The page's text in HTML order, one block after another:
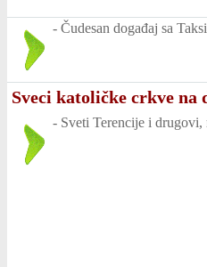
- Čudesan događaj sa
Sveci katoličke crkve
- Sveti Terencije i